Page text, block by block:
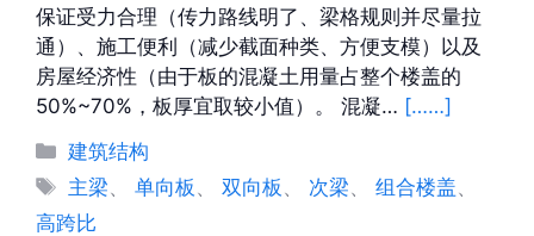
保证受力合理（传力路线明了、梁格规则并尽量拉
通）、施工便利（减少截面种类、方便支模）以及
房屋经济性（由于板的混凝土用量占整个楼盖的
50%~70%，板厚宜取较小值）。 混凝… [……]
分
类
建筑结构
标
签
主梁 、单向板 、双向板 次梁 、组合楼盖
高跨比